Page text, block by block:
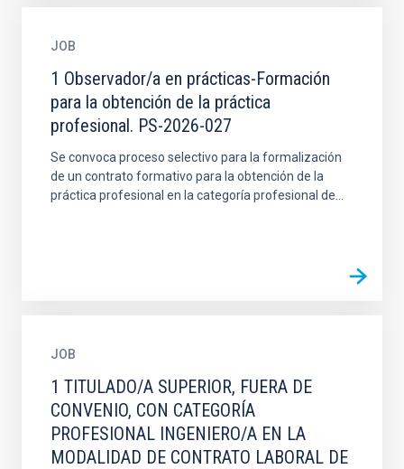
JOB
1 Observador/a en prácticas-Formación
para la obtención de la práctica
profesional. PS-2026-027
Se convoca proceso selectivo para la formalización
de un contrato formativo para la obtención de la
práctica profesional en la categoría profesional de...
JOB
1 TITULADO/A SUPERIOR, FUERA DE
CONVENIO, CON CATEGORÍA
PROFESIONAL INGENIERO/A EN LA
MODALIDAD DE CONTRATO LABORAL DE